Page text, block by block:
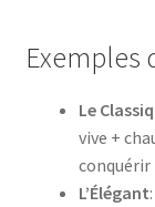
Exemples
Le
vive +
conquérir
L’Élégant